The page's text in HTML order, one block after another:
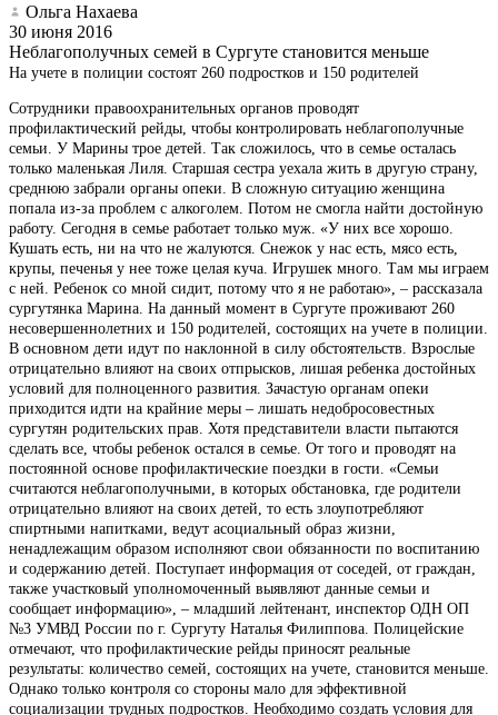
Ольга Нахаева
30 июня 2016
Неблагополучных семей в Сургуте становится меньше
На учете в полиции состоят 260 подростков и 150 родителей
Сотрудники правоохранительных органов проводят
профилактический рейды, чтобы контролировать неблагополучные
семьи. У Марины трое детей. Так сложилось, что в семье осталась
только маленькая Лиля. Старшая сестра уехала жить в другую страну,
среднюю забрали органы опеки. В сложную ситуацию женщина
попала из-за проблем с алкоголем. Потом не смогла найти достойную
работу. Сегодня в семье работает только муж. «У них все хорошо.
Кушать есть, ни на что не жалуются. Снежок у нас есть, мясо есть,
крупы, печенья у нее тоже целая куча. Игрушек много. Там мы играем
с ней. Ребенок со мной сидит, потому что я не работаю», – рассказала
сургутянка Марина. На данный момент в Сургуте проживают 260
несовершеннолетних и 150 родителей, состоящих на учете в полиции.
В основном дети идут по наклонной в силу обстоятельств. Взрослые
отрицательно влияют на своих отпрысков, лишая ребенка достойных
условий для полноценного развития. Зачастую органам опеки
приходится идти на крайние меры – лишать недобросовестных
сургутян родительских прав. Хотя представители власти пытаются
сделать все, чтобы ребенок остался в семье. От того и проводят на
постоянной основе профилактические поездки в гости. «Семьи
считаются неблагополучными, в которых обстановка, где родители
отрицательно влияют на своих детей, то есть злоупотребляют
спиртными напитками, ведут асоциальный образ жизни,
ненадлежащим образом исполняют свои обязанности по воспитанию
и содержанию детей. Поступает информация от соседей, от граждан,
также участковый уполномоченный выявляют данные семьи и
сообщает информацию», – младший лейтенант, инспектор ОДН ОП
№3 УМВД России по г. Сургуту Наталья Филиппова. Полицейские
отмечают, что профилактические рейды приносят реальные
результаты: количество семей, состоящих на учете, становится меньше.
Однако только контроля со стороны мало для эффективной
социализации трудных подростков. Необходимо создать условия для